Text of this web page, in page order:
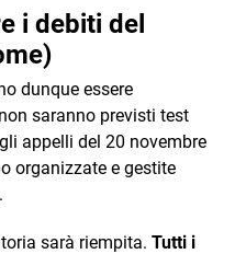
i debiti del
dunque essere
saranno previsti test
appelli del 20 novembre
organizzate e gestite
sarà riempita. Tutti i